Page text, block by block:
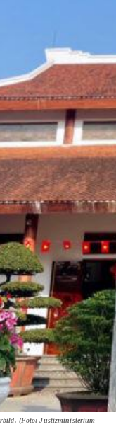
(Foto: Justizministerium